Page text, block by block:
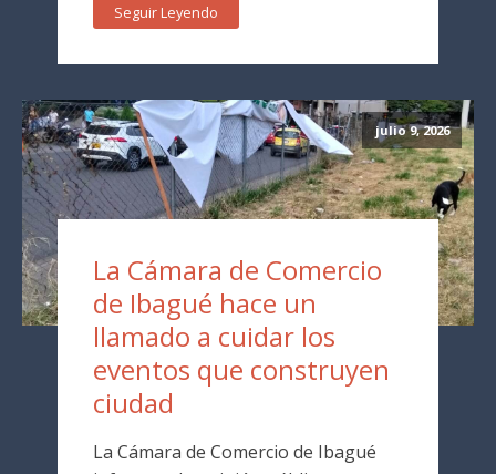
Seguir Leyendo
julio 9, 2026
La Cámara de Comercio
de Ibagué hace un
llamado a cuidar los
eventos que construyen
ciudad
La Cámara de Comercio de Ibagué